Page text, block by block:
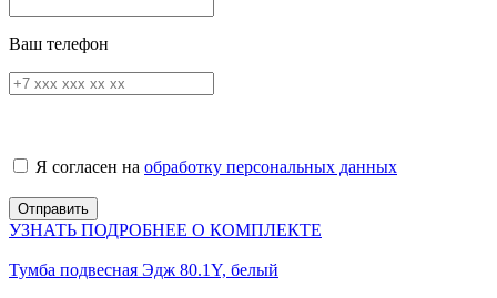
Ваш телефон
Я согласен на обработку персональных данных
УЗНАТЬ ПОДРОБНЕЕ О КОМПЛЕКТЕ
Тумба подвесная Эдж 80.1Y, белый